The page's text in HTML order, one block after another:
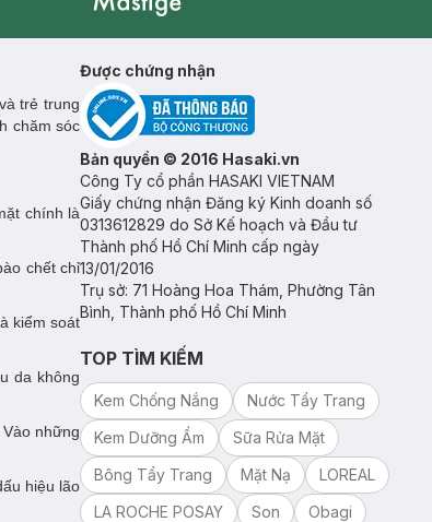
trẻ trung
chăm sóc
chính là
chết chỉ
kiểm soát
da không
những
hiệu lão
Được chứng nhận
Bản quyền © 2016 Hasaki.vn
Công Ty cổ phần HASAKI VIETNAM
Giấy chứng nhận Đăng ký Kinh doanh số
0313612829 do Sở Kế hoạch và Đầu tư
Thành phố Hồ Chí Minh cấp ngày
13/01/2016
Trụ sở: 71 Hoàng Hoa Thám, Phường Tân
Bình, Thành phố Hồ Chí Minh
TOP TÌM KIẾM
Kem Chống Nắng
Nước Tẩy Trang
Kem Dưỡng Ẩm
Sữa Rửa Mặt
Bông Tẩy Trang
Mặt Nạ
LOREAL
LA ROCHE POSAY
Son
Obagi